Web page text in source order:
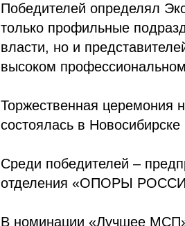
Победителей определял
только профильные
власти, но и
высоком
Торжественная церемония
состоялась в
Среди победителей –
отделения «ОПОРЫ
В номинации «Лучшее